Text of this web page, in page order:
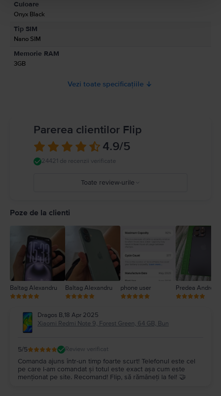
Informatii siguranta produs
Informatii privind avertismentele de siguranta cu privire la produs.
Momentan, informatiile despre siguranta produsului nu sunt disponibile.
Culoare
Onyx Black
Tip SIM
Nano SIM
Memorie RAM
3GB
Vezi toate specificațiile
Parerea clientilor Flip
4.9/5
24421 de recenzii verificate
Toate review-urile
Poze de la clienti
Baltag Alexandru Baltag Alexandru phone user Predea Andreea
Dragos B,18 Apr 2025
Xiaomi Redmi Note 9, Forest Green, 64 GB, Bun
5/5 Review verificat
Comanda ajuns într-un timp foarte scurt! Telefonul este cel
pe care l-am comandat și totul este exact așa cum este
menționat pe site. Recomand! Flip, să rămâneți la fel! 🤝